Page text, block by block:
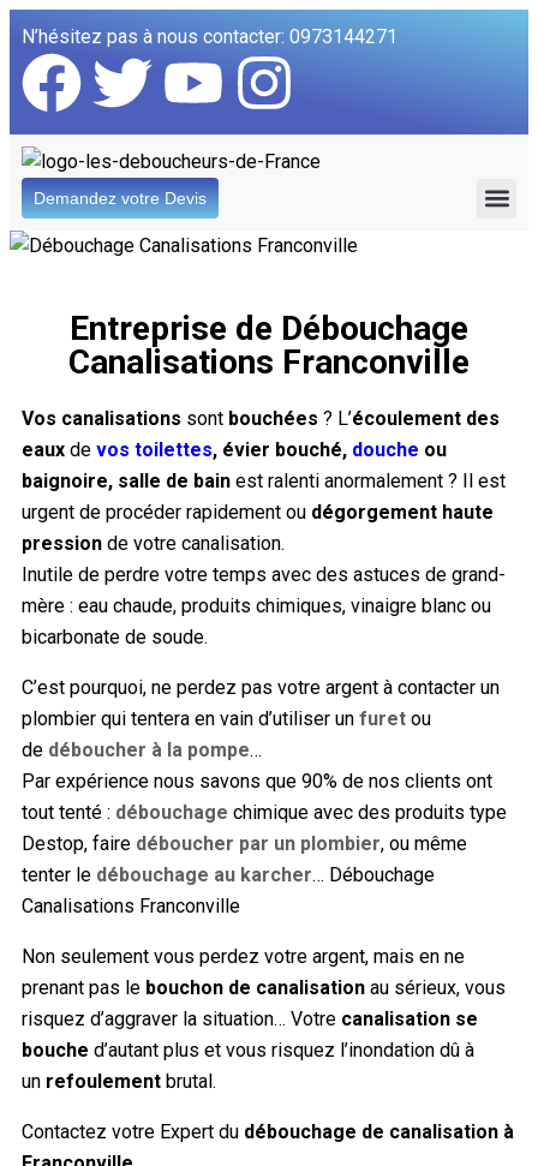
N’hésitez pas à nous contacter: 0973144271
Demandez votre Devis
Entreprise de Débouchage
Canalisations Franconville​
Vos canalisations sont bouchées ? L’écoulement des
eaux de vos toilettes, évier bouché, douche ou
baignoire, salle de bain est ralenti anormalement ? Il est
urgent de procéder rapidement ou dégorgement haute
pression de votre canalisation.
Inutile de perdre votre temps avec des astuces de grand-
mère : eau chaude, produits chimiques, vinaigre blanc ou
bicarbonate de soude.
C’est pourquoi, ne perdez pas votre argent à contacter un
plombier qui tentera en vain d’utiliser un furet ou
de déboucher à la pompe…
Par expérience nous savons que 90% de nos clients ont
tout tenté : débouchage chimique avec des produits type
Destop, faire déboucher par un plombier, ou même
tenter le débouchage au karcher… Débouchage
Canalisations Franconville
Non seulement vous perdez votre argent, mais en ne
prenant pas le bouchon de canalisation au sérieux, vous
risquez d’aggraver la situation… Votre canalisation se
bouche d’autant plus et vous risquez l’inondation dû à
un refoulement brutal.
Contactez votre Expert du débouchage de canalisation à